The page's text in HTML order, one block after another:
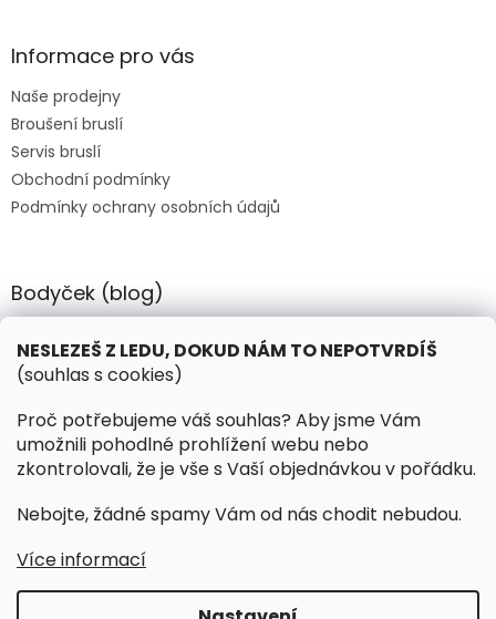
NESLEZEŠ Z LEDU, DOKUD NÁM TO NEPOTVRDÍŠ
(souhlas s cookies)
Proč potřebujeme váš souhlas? Aby jsme Vám
umožnili pohodlné prohlížení webu nebo
zkontrolovali, že je vše s Vaší objednávkou v pořádku.
Nebojte, žádné spamy Vám od nás chodit nebudou.
Více informací
aInformace pro vás
Naše prodejny
Broušení bruslí
Servis bruslí
Obchodní podmínky
Podmínky ochrany osobních údajů
Bodyček (blog)
BIOSTEEL - Kdy je vhodné pít protein?
Kontakt
objednavky @hokejnet.cz
hokejnetcz